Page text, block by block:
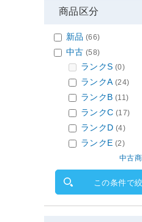
商品区分
新品 (66)
中古 (58)
ランクS (0)
ランクA (24)
ランクB (11)
ランクC (17)
ランクD (4)
ランクE (2)
中古
この条件で